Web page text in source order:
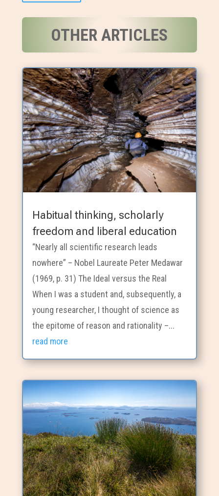
OTHER ARTICLES
Habitual thinking, scholarly
freedom and liberal education
“Nearly all scientific research leads
nowhere” – Nobel Laureate Peter Medawar
(1969, p. 31) The Ideal versus the Real
When I was a student and, subsequently, a
young researcher, I thought of science as
the epitome of reason and rationality –...
read more